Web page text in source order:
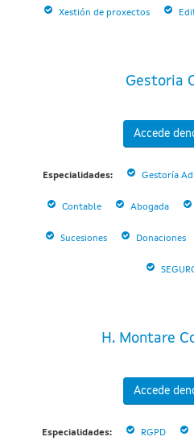
Xestión de proxectos
Gestoria
Accede
Especialidades: Gestoría
Contable Abogada
Sucesiones Donaciones
H. Montare
Accede
Especialidades: RGPD